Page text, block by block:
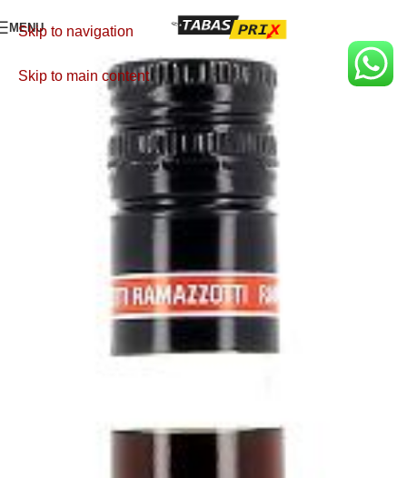
Skip to navigation
Skip to main content
MENU